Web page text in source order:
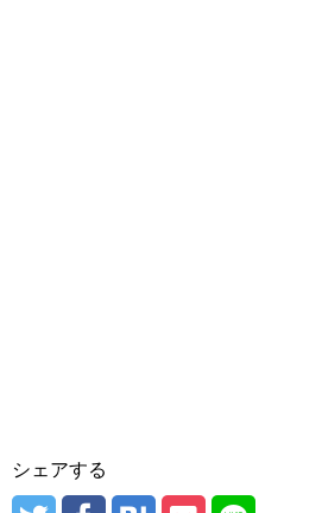
シェアする